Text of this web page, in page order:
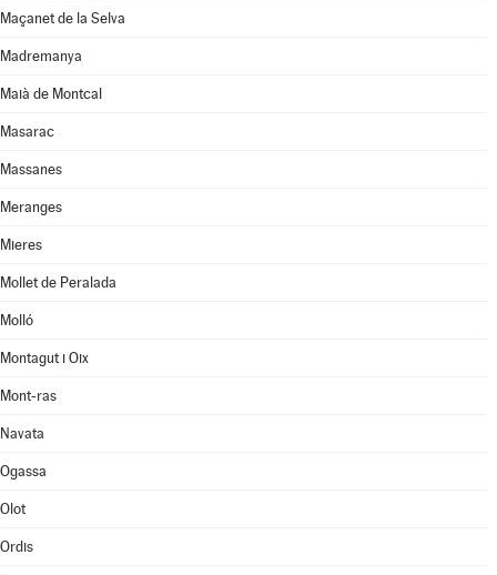
Maçanet de la Selva
Madremanya
Maià de Montcal
Masarac
Massanes
Meranges
Mieres
Mollet de Peralada
Molló
Montagut i Oix
Mont-ras
Navata
Ogassa
Olot
Ordis